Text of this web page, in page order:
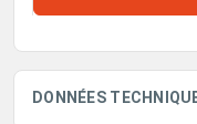
DONNÉES